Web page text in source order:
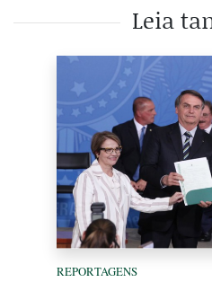
Leia
REPORTAGENS